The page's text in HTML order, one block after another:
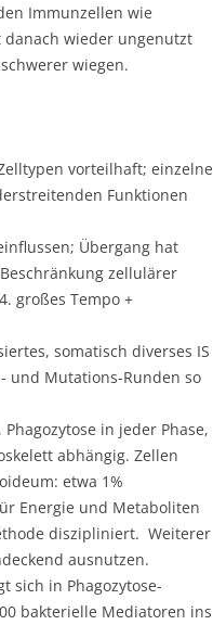
Immunzellen wie
wieder ungenutzt
wiegen.
vorteilhaft; einzelne
Funktionen
Übergang hat
zellulärer
großes Tempo +
somatisch diverses IS
und Mutations-Runden so
in jeder Phase,
abhängig. Zellen
etwa 1%
Energie und Metaboliten
diszipliniert. Weiterer
ausnutzen.
sich in Phagozytose-
bakterielle Mediatoren ins